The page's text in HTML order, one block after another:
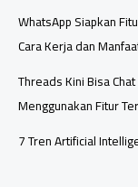
WhatsApp Siapkan
Cara Kerja dan
Threads Kini Bisa
Menggunakan Fitur
7 Tren Artificial